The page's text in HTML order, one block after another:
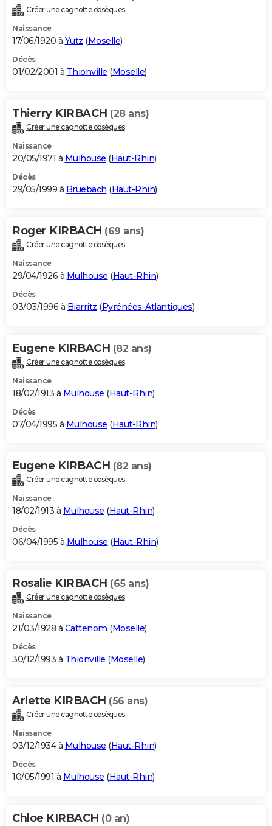
Créer une cagnotte obsèques
Naissance
17/06/1920 à Yutz (Moselle)
Décès
01/02/2001 à Thionville (Moselle)
Thierry KIRBACH (28 ans)
Créer une cagnotte obsèques
Naissance
20/05/1971 à Mulhouse (Haut-Rhin)
Décès
29/05/1999 à Bruebach (Haut-Rhin)
Roger KIRBACH (69 ans)
Créer une cagnotte obsèques
Naissance
29/04/1926 à Mulhouse (Haut-Rhin)
Décès
03/03/1996 à Biarritz (Pyrénées-Atlantiques)
Eugene KIRBACH (82 ans)
Créer une cagnotte obsèques
Naissance
18/02/1913 à Mulhouse (Haut-Rhin)
Décès
07/04/1995 à Mulhouse (Haut-Rhin)
Eugene KIRBACH (82 ans)
Créer une cagnotte obsèques
Naissance
18/02/1913 à Mulhouse (Haut-Rhin)
Décès
06/04/1995 à Mulhouse (Haut-Rhin)
Rosalie KIRBACH (65 ans)
Créer une cagnotte obsèques
Naissance
21/03/1928 à Cattenom (Moselle)
Décès
30/12/1993 à Thionville (Moselle)
Arlette KIRBACH (56 ans)
Créer une cagnotte obsèques
Naissance
03/12/1934 à Mulhouse (Haut-Rhin)
Décès
10/05/1991 à Mulhouse (Haut-Rhin)
Chloe KIRBACH (0 an)